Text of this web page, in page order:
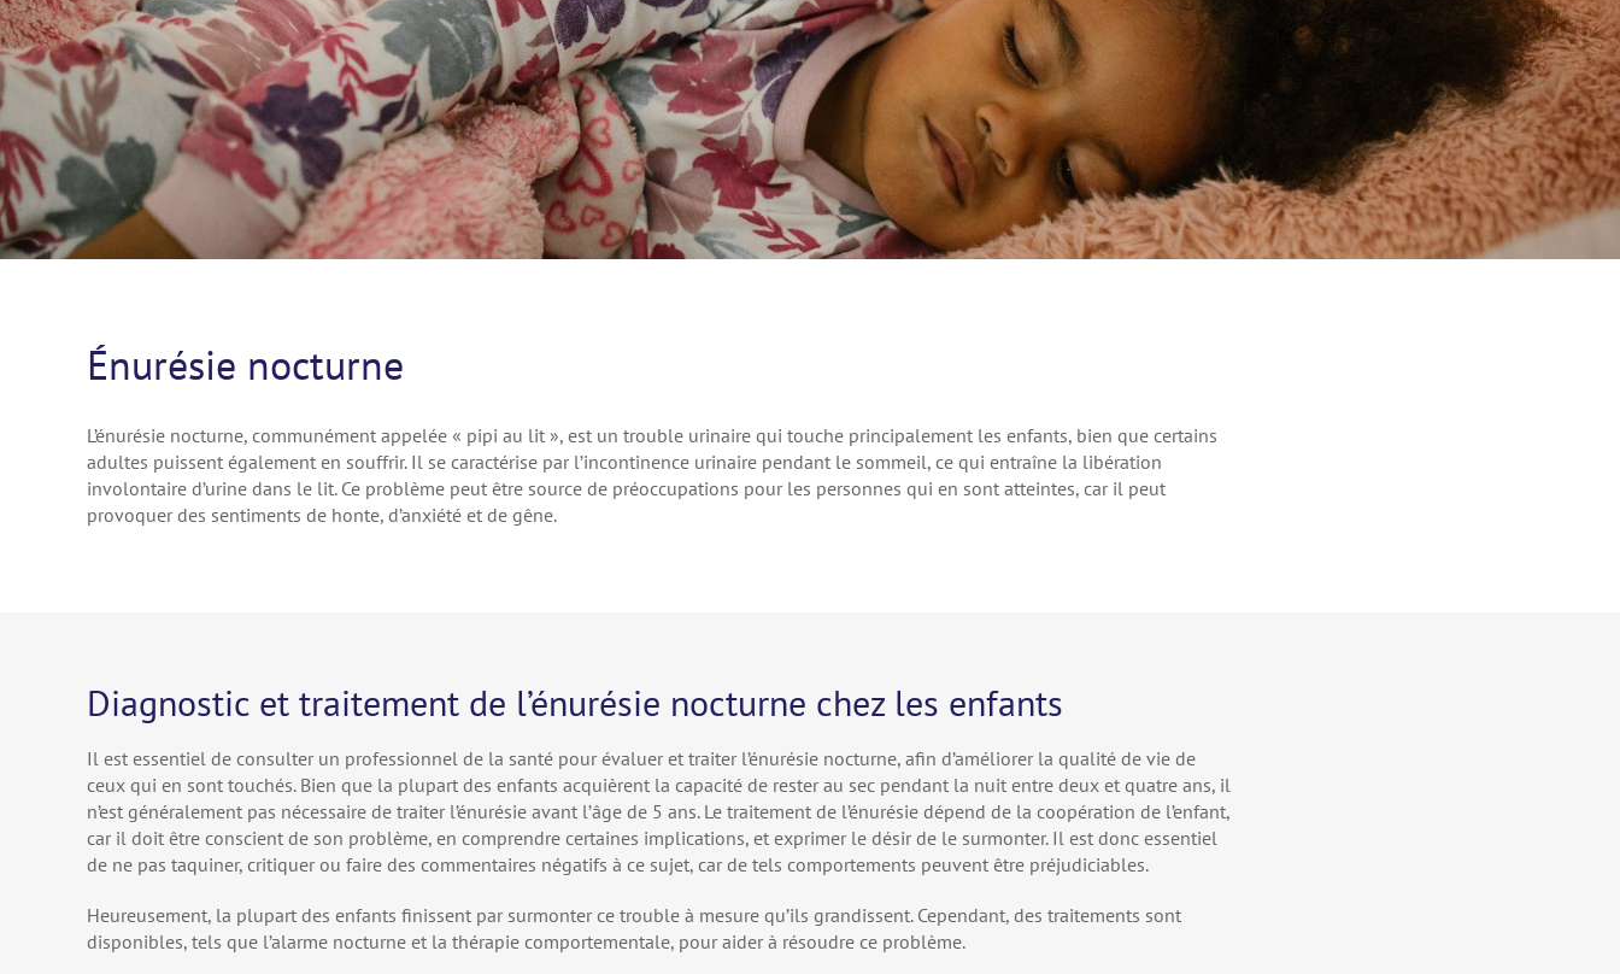
Énurésie nocturne
L’énurésie nocturne, communément appelée « pipi au lit », est un trouble urinaire qui touche principalement les enfants, bien que certains
adultes puissent également en souffrir. Il se caractérise par l’incontinence urinaire pendant le sommeil, ce qui entraîne la libération
involontaire d’urine dans le lit. Ce problème peut être source de préoccupations pour les personnes qui en sont atteintes, car il peut
provoquer des sentiments de honte, d’anxiété et de gêne.
Diagnostic et traitement de l’énurésie nocturne chez les enfants
Il est essentiel de consulter un professionnel de la santé pour évaluer et traiter l’énurésie nocturne, afin d’améliorer la qualité de vie de
ceux qui en sont touchés. Bien que la plupart des enfants acquièrent la capacité de rester au sec pendant la nuit entre deux et quatre ans, il
n’est généralement pas nécessaire de traiter l’énurésie avant l’âge de 5 ans. Le traitement de l’énurésie dépend de la coopération de l’enfant,
car il doit être conscient de son problème, en comprendre certaines implications, et exprimer le désir de le surmonter. Il est donc essentiel
de ne pas taquiner, critiquer ou faire des commentaires négatifs à ce sujet, car de tels comportements peuvent être préjudiciables.
Heureusement, la plupart des enfants finissent par surmonter ce trouble à mesure qu’ils grandissent. Cependant, des traitements sont
disponibles, tels que l’alarme nocturne et la thérapie comportementale, pour aider à résoudre ce problème.